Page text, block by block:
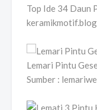
Top Ide 34 Daun
Lemari Pintu
Sumber :